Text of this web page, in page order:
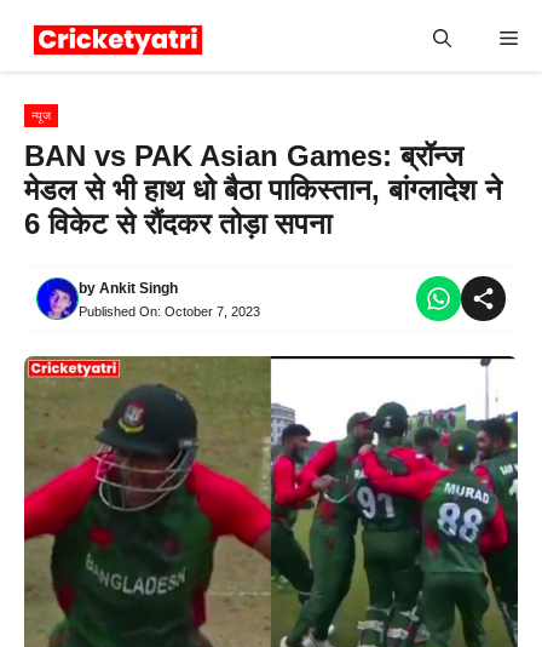
न्यूज
BAN vs PAK Asian Games: ब्रॉन्ज
मेडल से भी हाथ धो बैठा पाकिस्तान, बांग्लादेश ने
6 विकेट से रौंदकर तोड़ा सपना
by Ankit Singh
Published On: October 7, 2023